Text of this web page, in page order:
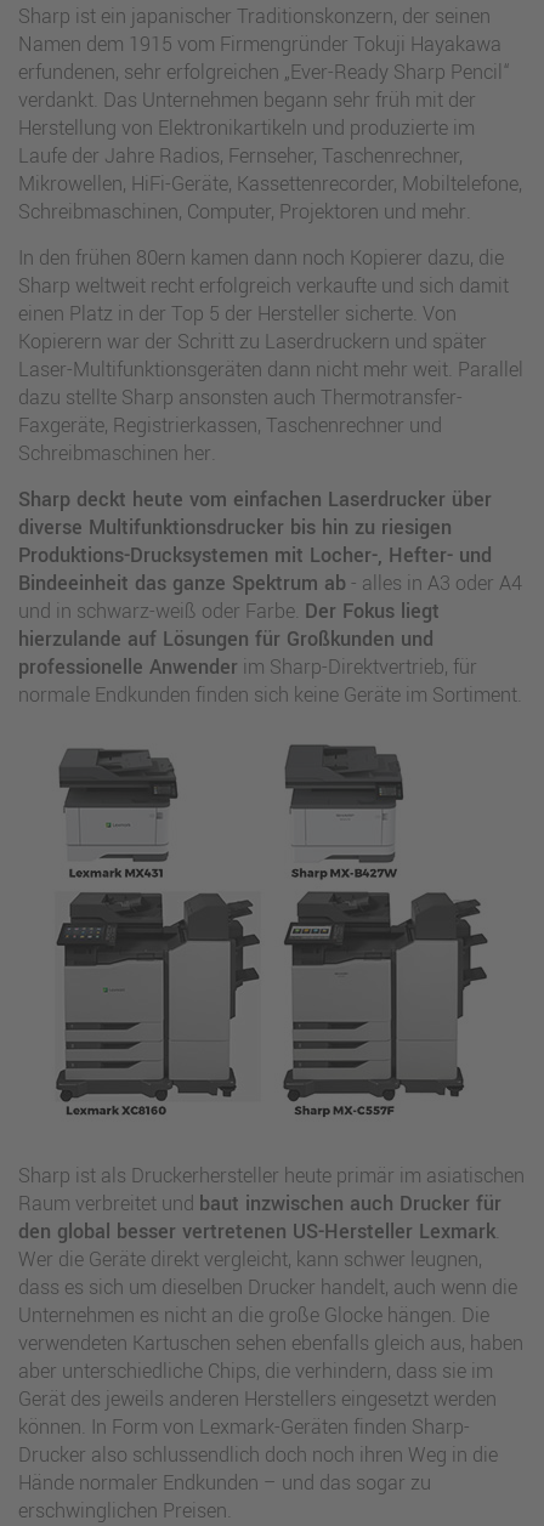
Sharp ist ein japanischer Traditionskonzern, der seinen
Namen dem 1915 vom Firmengründer Tokuji Hayakawa
erfundenen, sehr erfolgreichen „Ever-Ready Sharp Pencil“
verdankt. Das Unternehmen begann sehr früh mit der
Herstellung von Elektronikartikeln und produzierte im
Laufe der Jahre Radios, Fernseher, Taschenrechner,
Mikrowellen, HiFi-Geräte, Kassettenrecorder, Mobiltelefone,
Schreibmaschinen, Computer, Projektoren und mehr.
In den frühen 80ern kamen dann noch Kopierer dazu, die
Sharp weltweit recht erfolgreich verkaufte und sich damit
einen Platz in der Top 5 der Hersteller sicherte. Von
Kopierern war der Schritt zu Laserdruckern und später
Laser-Multifunktionsgeräten dann nicht mehr weit. Parallel
dazu stellte Sharp ansonsten auch Thermotransfer-
Faxgeräte, Registrierkassen, Taschenrechner und
Schreibmaschinen her.
Sharp deckt heute vom einfachen Laserdrucker über
diverse Multifunktionsdrucker bis hin zu riesigen
Produktions-Drucksystemen mit Locher-, Hefter- und
Bindeeinheit das ganze Spektrum ab- alles in A3 oder A4
und in schwarz-weiß oder Farbe. Der Fokus liegt
hierzulande auf Lösungen für Großkunden und
professionelle Anwender im Sharp-Direktvertrieb, für
normale Endkunden finden sich keine Geräte im Sortiment.
Sharp ist als Druckerhersteller heute primär im asiatischen
Raum verbreitet und baut inzwischen auch Drucker für
den global besser vertretenen US-Hersteller Lexmark.
Wer die Geräte direkt vergleicht, kann schwer leugnen,
dass es sich um dieselben Drucker handelt, auch wenn die
Unternehmen es nicht an die große Glocke hängen. Die
verwendeten Kartuschen sehen ebenfalls gleich aus, haben
aber unterschiedliche Chips, die verhindern, dass sie im
Gerät des jeweils anderen Herstellers eingesetzt werden
können. In Form von Lexmark-Geräten finden Sharp-
Drucker also schlussendlich doch noch ihren Weg in die
Hände normaler Endkunden – und das sogar zu
erschwinglichen Preisen.